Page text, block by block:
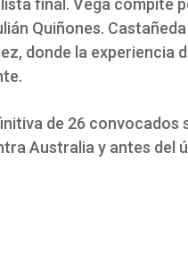
final. Vega compite
Quiñones.
donde la
de 26 convocados
Australia y antes del